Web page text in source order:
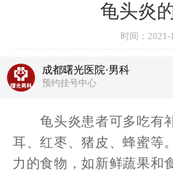
龟头炎
时间：2021-
成都曙光医院·男科
预约挂号中心
龟头炎患者可多吃有
耳、红枣、猪皮、蜂蜜等
力的食物，如新鲜蔬果和